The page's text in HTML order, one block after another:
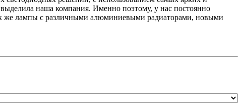
наша компания. Именно поэтому, у нас постоянно
же лампы с различными алюминиевыми радиаторами, новыми